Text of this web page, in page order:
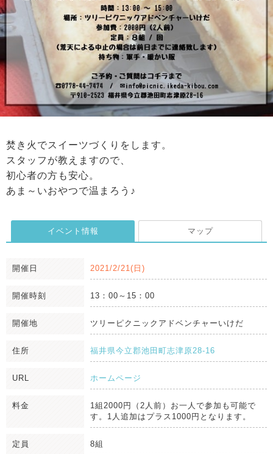
焚き火でスイーツづくりをします。
スタッフが教えますので、
初心者の方も安心。
あま～いおやつで温まろう♪
イベント情報 マップ
開催日 2021/2/21(日)
開催時刻 13：00～15：00
開催地 ツリーピクニックアドベンチャーいけだ
住所 福井県今立郡池田町志津原28-16
URL ホームページ
料金
1組2000円（2人前）お一人で参加も可能で
す。1人追加はプラス1000円となります。
定員 8組